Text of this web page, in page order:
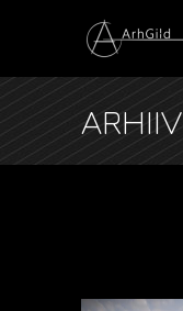
ARHIIV